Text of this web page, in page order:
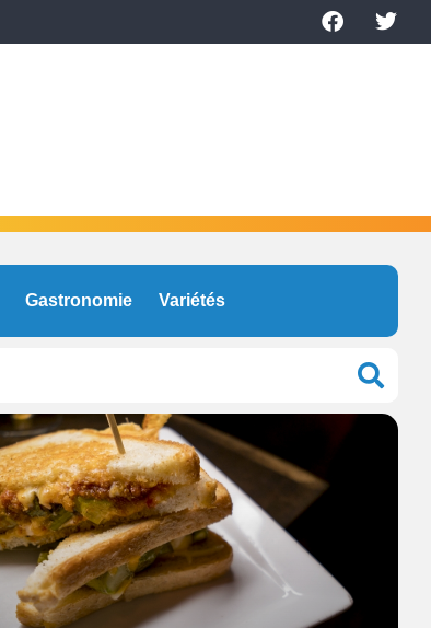
Gastronomie Variétés